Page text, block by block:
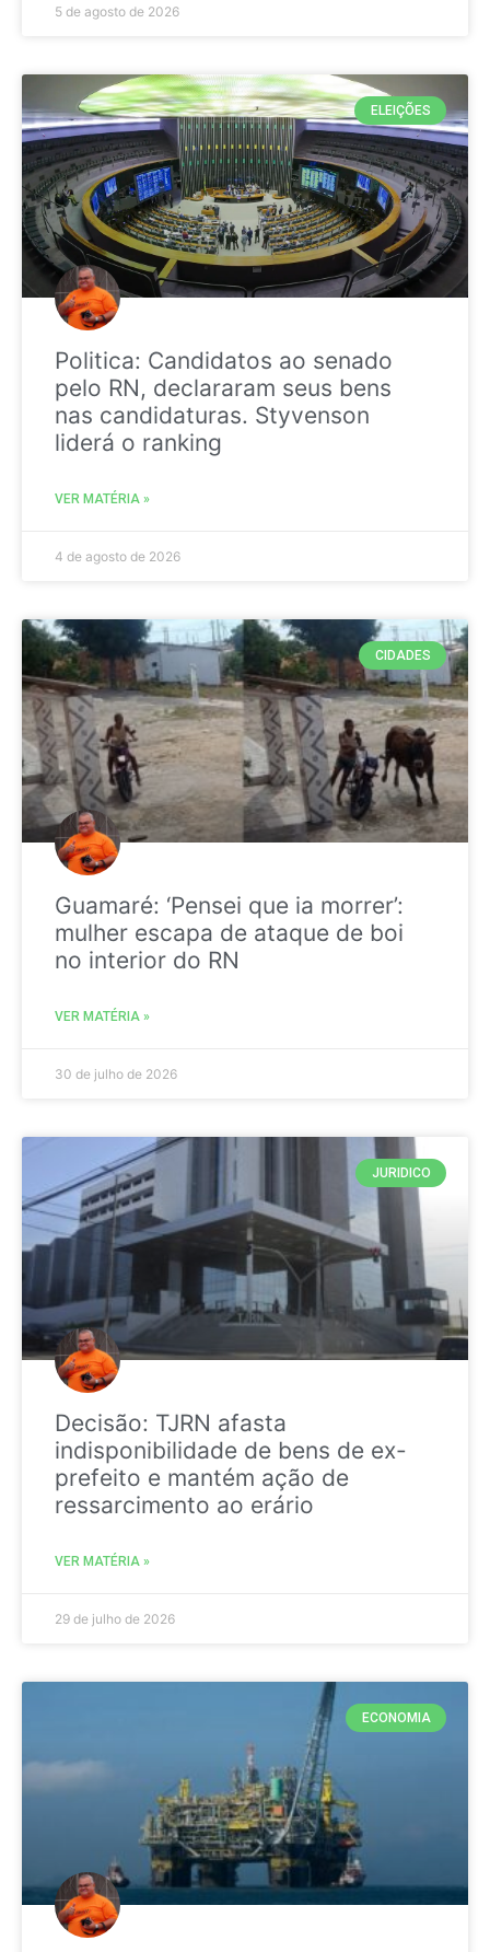
5 de agosto de 2026
ELEIÇÕES
Politica: Candidatos ao senado
pelo RN, declararam seus bens
nas candidaturas. Styvenson
liderá o ranking
VER MATÉRIA »
4 de agosto de 2026
CIDADES
Guamaré: ‘Pensei que ia morrer’:
mulher escapa de ataque de boi
no interior do RN
VER MATÉRIA »
30 de julho de 2026
JURIDICO
Decisão: TJRN afasta
indisponibilidade de bens de ex-
prefeito e mantém ação de
ressarcimento ao erário
VER MATÉRIA »
29 de julho de 2026
ECONOMIA